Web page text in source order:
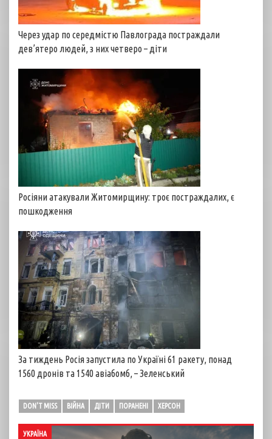
Через удар по середмістю Павлограда постраждали
дев’ятеро людей, з них четверо – діти
Росіяни атакували Житомирщину: троє постраждалих, є
пошкодження
За тиждень Росія запустила по Україні 61 ракету, понад
1560 дронів та 1540 авіабомб, – Зеленський
DON'T MISS ВІЙНА ДІТИ ПОРАНЕНІ ХЕРСОН
УКРАЇНА